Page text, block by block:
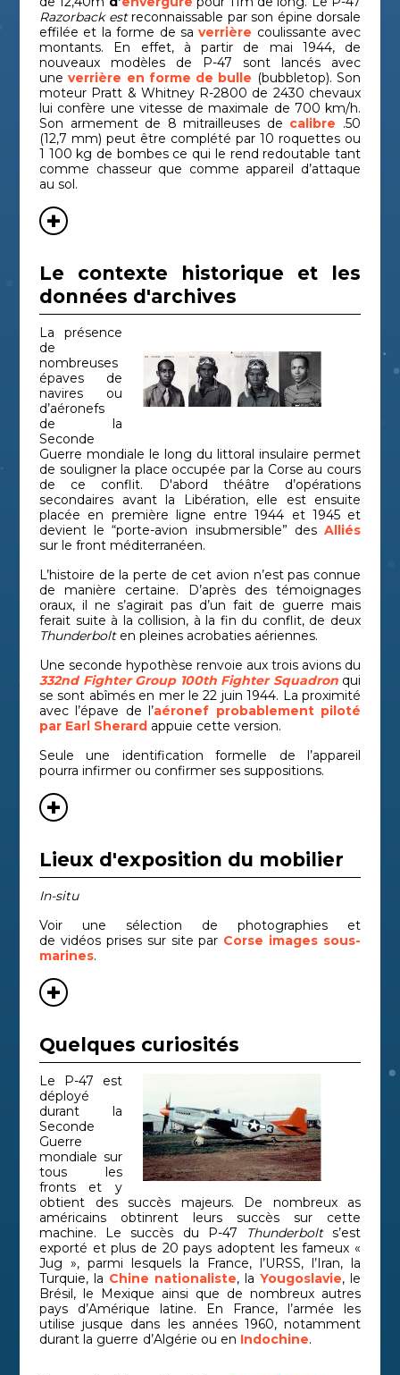
Razorback estreconnaissable par son épine dorsale
effilée et la forme de saverrière coulissante avec
montants. En effet, à partir de mai 1944, de
nouveaux modèles de P-47 sont lancés avec
uneverrière en forme de bulle (bubbletop). Son
moteur Pratt & Whitney R-2800 de 2430 chevaux
lui confère une vitesse de maximale de 700 km/h.
Son armement de 8 mitrailleuses de calibre .50
(12,7 mm) peut être complété par 10 roquettes ou
1 100 kg de bombes ce qui le rend redoutable tant
comme chasseur que comme appareil d’attaque
au sol.
Le contexte historique et les
données d'archives
La présence
de
nombreuses
épaves de
navires ou
d’aéronefs
de la
Seconde
Guerre mondiale le long du littoral insulaire permet
de souligner la place occupée par la Corse au cours
de ce conflit. D'abord théâtre d’opérations
secondaires avant la Libération, elle est ensuite
placée en première ligne entre 1944 et 1945 et
devient le “porte-avion insubmersible” des Alliés
sur le front méditerranéen.
L’histoire de la perte de cet avion n’est pas connue
de manière certaine. D’après des témoignages
oraux, il ne s’agirait pas d’un fait de guerre mais
ferait suite à la collision, à la fin du conflit, de deux
Thunderbolten pleines acrobaties aériennes.
Une seconde hypothèse renvoie aux trois avions du
332nd Fighter Group 100th Fighter Squadronqui
se sont abîmés en mer le 22 juin 1944. La proximité
avec l’épave de l’aéronef probablement piloté
par Earl Sherard appuie cette version.
Seule une identification formelle de l’appareil
pourra infirmer ou confirmer ses suppositions.
Lieux d'exposition du mobilier
In-situ
Voir une sélection de photographies et
de vidéos prises sur site par Corse images sous-
marines.
Quelques curiosités
Le P-47 est
déployé
durant la
Seconde
Guerre
mondiale sur
tous les
fronts et y
obtient des succès majeurs. De nombreux as
américains obtinrent leurs succès sur cette
machine. Le succès du P-47
Thunderbolts’est
exporté et plus de 20 pays adoptent les fameux «
Jug », parmi lesquels la France, l’URSS, l’Iran, la
Turquie, la Chine nationaliste, la Yougoslavie, le
Brésil, le Mexique ainsi que de nombreux autres
pays d’Amérique latine. En France, l’armée les
utilise jusque dans les années 1960, notamment
durant la guerre d’Algérie ou en Indochine.